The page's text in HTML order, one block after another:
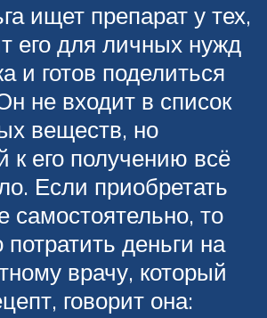
ищет препарат у тех,
его для личных нужд
и готов поделиться
не входит в список
веществ, но
к его получению всё
Если приобретать
самостоятельно, то
деньги на
врачу, который
говорит она: